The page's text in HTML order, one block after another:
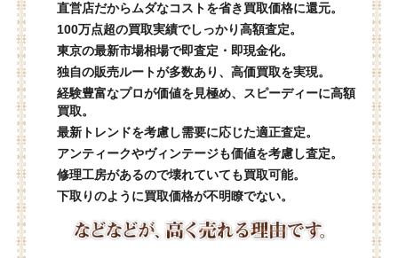
直営店だからムダなコストを省き買取価格に還元。
100万点超の買取実績でしっかり高額査定。
東京の最新市場相場で即査定・即現金化。
独自の販売ルートが多数あり、高価買取を実現。
経験豊富なプロが価値を見極め、スピーディーに高額
買取。
最新トレンドを考慮し需要に応じた適正査定。
アンティークやヴィンテージも価値を考慮し査定。
修理工房があるので壊れていても買取可能。
下取りのように買取価格が不明瞭でない。